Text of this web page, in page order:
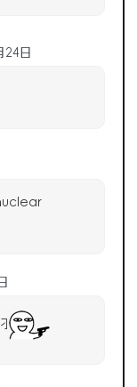
24日